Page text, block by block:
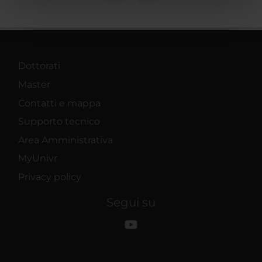
con altre informazioni che hai fornito loro o che hanno
Dottorati
Master
Contatti e mappa
Supporto tecnico
Area Amministrativa
MyUnivr
Privacy policy
Segui su